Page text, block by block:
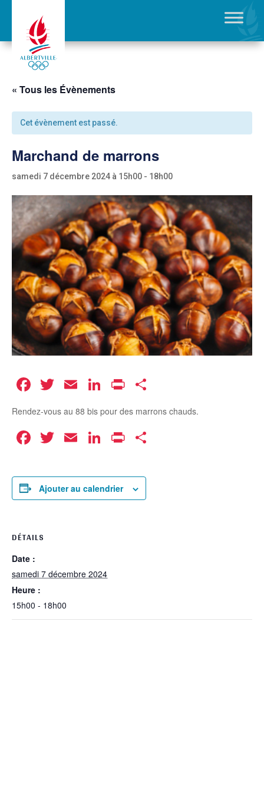
« Tous les Évènements
Cet évènement est passé.
Marchand de marrons
samedi 7 décembre 2024 à 15h00 - 18h00
Facebook
Twitter
EmailLinkedIn
Print
Rendez-vous au 88 bis pour des marrons chauds.
Facebook
Twitter
EmailLinkedIn
Print
Ajouter au calendrier
DÉTAILS
Date :
samedi 7 décembre 2024
Heure :
15h00 - 18h00